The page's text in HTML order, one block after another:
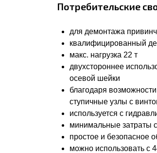
Потребительские
для демонтажа
квалифицированный
макс. нагрузка 22 т
двухстороннее
осевой шейки
благодаря
ступичные узлы с
используется с
минимальные затраты
простое и безопасное
можно использовать с